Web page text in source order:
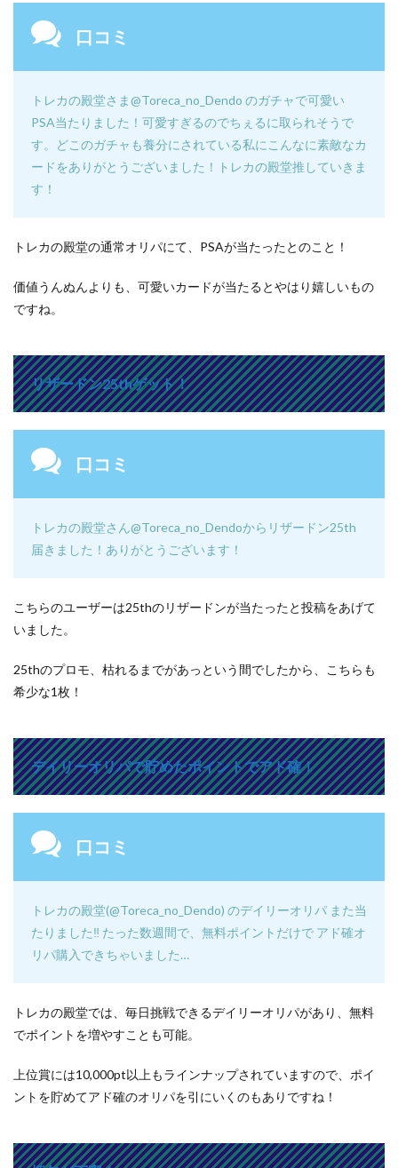
口コミ
トレカの殿堂さま@Toreca_no_Dendo のガチャで可愛い
PSA当たりました！可愛すぎるのでちぇるに取られそうで
す。
どこのガチャも養分にされている私にこんなに素敵なカ
ードをありがとうございました！トレカの殿堂推していきま
す！
トレカの殿堂の通常オリパにて、PSAが当たったとのこと！
価値うんぬんよりも、可愛いカードが当たるとやはり嬉しいもの
ですね。
リザードン25thゲット！
口コミ
トレカの殿堂さん@Toreca_no_Dendoからリザードン25th
届きました！ありがとうございます！
こちらのユーザーは25thのリザードンが当たったと投稿をあげて
いました。
25thのプロモ、枯れるまでがあっという間でしたから、こちらも
希少な1枚！
デイリーオリパで貯めたポイントでアド確！
口コミ
トレカの殿堂(@Toreca_no_Dendo) のデイリーオリパ また当
たりました‼︎ たった数週間で、無料ポイントだけで アド確オ
リパ購入できちゃいました…
トレカの殿堂では、毎日挑戦できるデイリーオリパがあり、無料
でポイントを増やすことも可能。
上位賞には10,000pt以上もラインナップされていますので、ポイ
ントを貯めてアド確のオリパを引にいくのもありですね！